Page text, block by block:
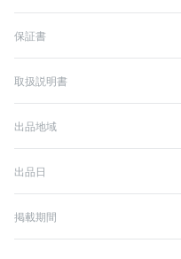
保証書
取扱説明書
出品地域
出品日
掲載期間